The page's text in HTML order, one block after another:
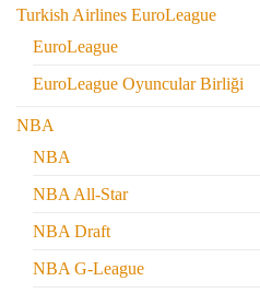
Turkish Airlines EuroLeague
EuroLeague
EuroLeague Oyuncular Birliği
NBA
NBA
NBA All-Star
NBA Draft
NBA G-League